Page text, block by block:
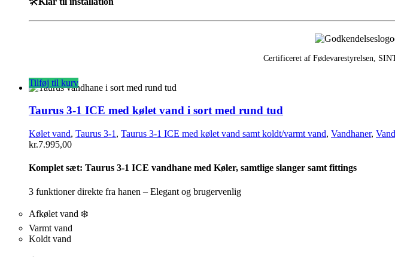
Certificeret af Fødevarestyrelsen,
Tilføj til kurv
Taurus 3-1 ICE med kølet vand i sort med rund tud
Kølet vand, Taurus 3-1 , Taurus 3-1 ICE med kølet vand samt koldt/varmt vand, Vandhaner,
kr.7.995,00
Komplet sæt: Taurus 3-1 ICE vandhane med Køler, samtlige slanger samt fittings
3 funktioner direkte fra hanen – Elegant og brugervenlig
Afkølet vand ❄️
Varmt vand
Koldt vand